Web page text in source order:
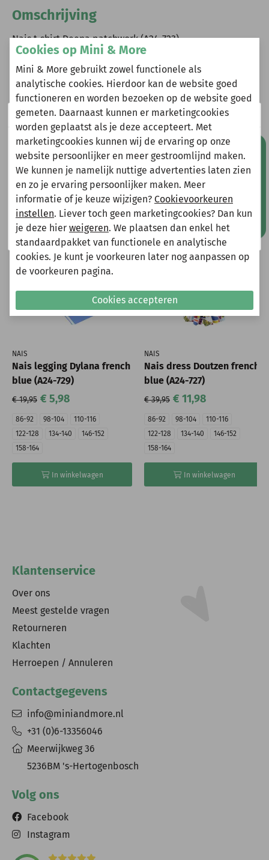
Omschrijving
Nais t-shirt Deena patchwork (A24-723)
Heeft u vragen?
Stuur een e-mail
info@miniandmore.nl
Andere bekeken ook
Wellicht ook iets voor jou?
-70%
NAIS
Nais legging Dylana french
blue (A24-729)
€ 19,95 € 5,98
86-92 98-104
110-116
122-128
134-140
146-152
158-164
In winkelwagen
-70%
NAIS
Nais dress Doutzen french
blue (A24-727)
€ 39,95 € 11,98
86-92 98-104
110-116
122-128
134-140
146-152
158-164
In winkelwagen
Klantenservice
Over ons
Meest gestelde vragen
Retourneren
Klachten
Herroepen / Annuleren
Contactgegevens
info@miniandmore.nl
+31 (0)6-13356046
Meerwijkweg 36
5236BM 's-Hertogenbosch
Volg ons
Facebook
Instagram
Mis geen aanbiedingen!
Wij zijn er even tussenuit!
Natuurlijk kun je wel gewoon een bestelling plaatsen
maar deze wordt dan maandag 10 augustus
verzonden.
Gelieve hier rekening mee te houden bij het plaatsen
van je bestelling.
Shop nu!
Cookies op Mini & More
Mini & More gebruikt zowel functionele als
analytische cookies. Hierdoor kan de website goed
functioneren en worden bezoeken op de website goed
gemeten. Daarnaast kunnen er marketingcookies
worden geplaatst als je deze accepteert. Met
marketingcookies kunnen wij de ervaring op onze
website persoonlijker en meer gestroomlijnd maken.
We kunnen je namelijk nuttige advertenties laten zien
en zo je ervaring persoonlijker maken. Meer
informatie of je keuze wijzigen? Cookievoorkeuren
instellen. Liever toch geen marketingcookies? Dan kun
je deze hier weigeren. We plaatsen dan enkel het
standaardpakket van functionele en analytische
cookies. Je kunt je voorkeuren later nog aanpassen op
de voorkeuren pagina.
Cookies accepteren